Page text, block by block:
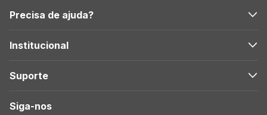
Precisa de ajuda?
Institucional
Suporte
Siga-nos